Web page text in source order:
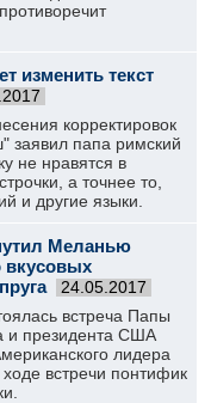
изменить текст
корректировок
заявил папа римский
не нравятся в
а точнее то,
и другие языки.
Меланью
вкусовых
24.05.2017
встреча Папы
и президента США
лидера
встречи понтифик